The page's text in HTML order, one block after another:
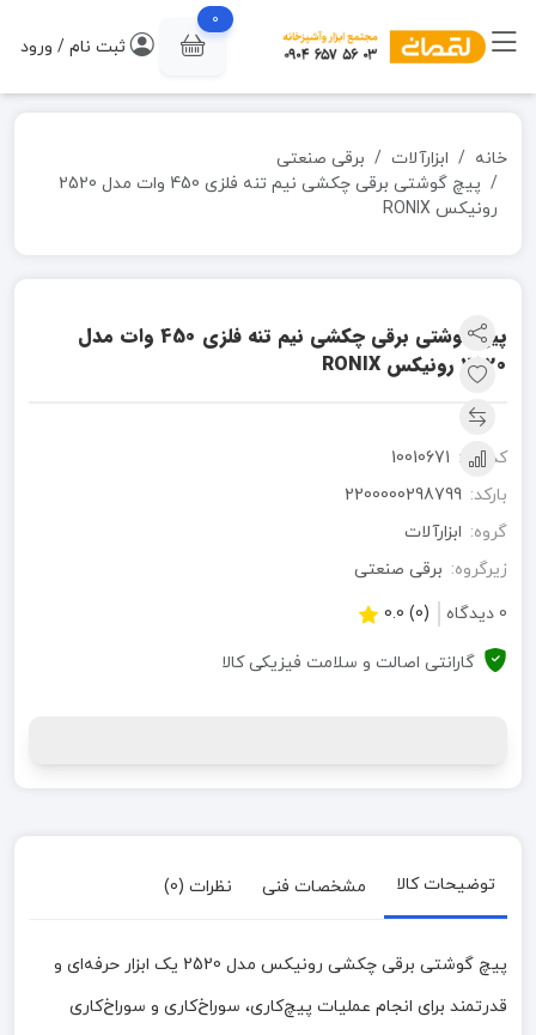
0
ثبت نام / ورود
خانه ابزارآلات
برقی صنعتی
پیچ گوشتی برقی چکشی نیم تنه فلزی 450 وات مدل 2520
رونیکس RONIX
پیچ گوشتی برقی چکشی نیم تنه فلزی 450 وات مدل
2520 رونیکس RONIX
کد کالا: 10010671
بارکد: 2200000298799
گروه: ابزارآلات
زیرگروه: برقی صنعتی
0 دیدگاه
(0) 0.0
گارانتی اصالت و سلامت فیزیکی کالا
توضیحات کالا مشخصات فنی نظرات (0)
پیچ گوشتی برقی چکشی رونیکس مدل 2520 یک ابزار حرفه‌ای و
قدرتمند برای انجام عملیات پیچ‌کاری، سوراخ‌کاری و سوراخ‌کاری